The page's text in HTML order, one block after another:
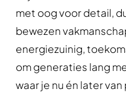
met oog voor detail,
bewezen
energiezuinig,
om generaties lang
waar je nu én later